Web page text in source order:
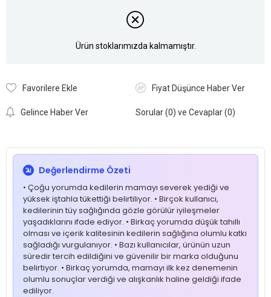
Ürün stoklarımızda kalmamıştır.
Favorilere Ekle Fiyat Düşünce Haber Ver
Gelince Haber Ver Sorular (0) ve Cevaplar (0)
Değerlendirme Özeti
• Çoğu yorumda kedilerin mamayı severek yediği ve
yüksek iştahla tükettiği belirtiliyor. • Birçok kullanıcı,
kedilerinin tüy sağlığında gözle görülür iyileşmeler
yaşadıklarını ifade ediyor. • Birkaç yorumda düşük tahıllı
olması ve içerik kalitesinin kedilerin sağlığına olumlu katkı
sağladığı vurgulanıyor. • Bazı kullanıcılar, ürünün uzun
süredir tercih edildiğini ve güvenilir bir marka olduğunu
belirtiyor. • Birkaç yorumda, mamayı ilk kez denemenin
olumlu sonuçlar verdiği ve alışkanlık haline geldiği ifade
ediliyor.